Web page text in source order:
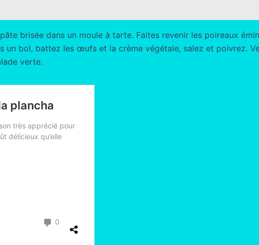
brisée dans un moule à tarte. Faites revenir les poireaux
un bol, battez les œufs et la crème végétale, salez et poivrez.
verte.